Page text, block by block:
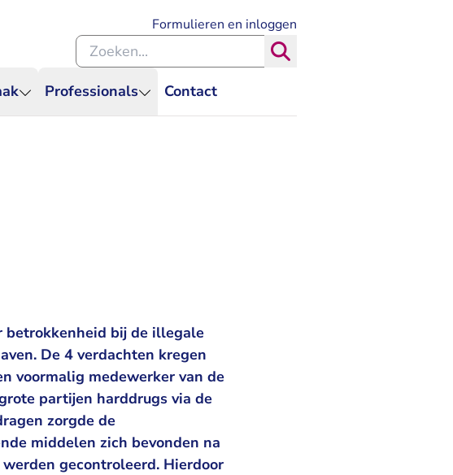
Professionals Contact
Formulieren en inloggen
Zoeken binnen de Rechtspraak
betrokkenheid bij de illegale
De 4 verdachten kregen
voormalig medewerker van de
partijen harddrugs via de
zorgde de
middelen zich bevonden na
gecontroleerd. Hierdoor